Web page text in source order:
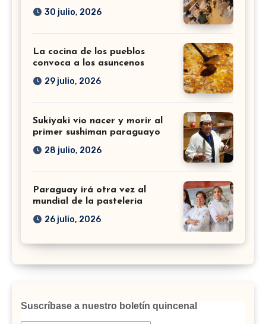
30 julio, 2026
La cocina de los pueblos
convoca a los asuncenos
29 julio, 2026
Sukiyaki vio nacer y morir al
primer sushiman paraguayo
28 julio, 2026
Paraguay irá otra vez al
mundial de la pastelería
26 julio, 2026
Suscríbase a nuestro boletín quincenal